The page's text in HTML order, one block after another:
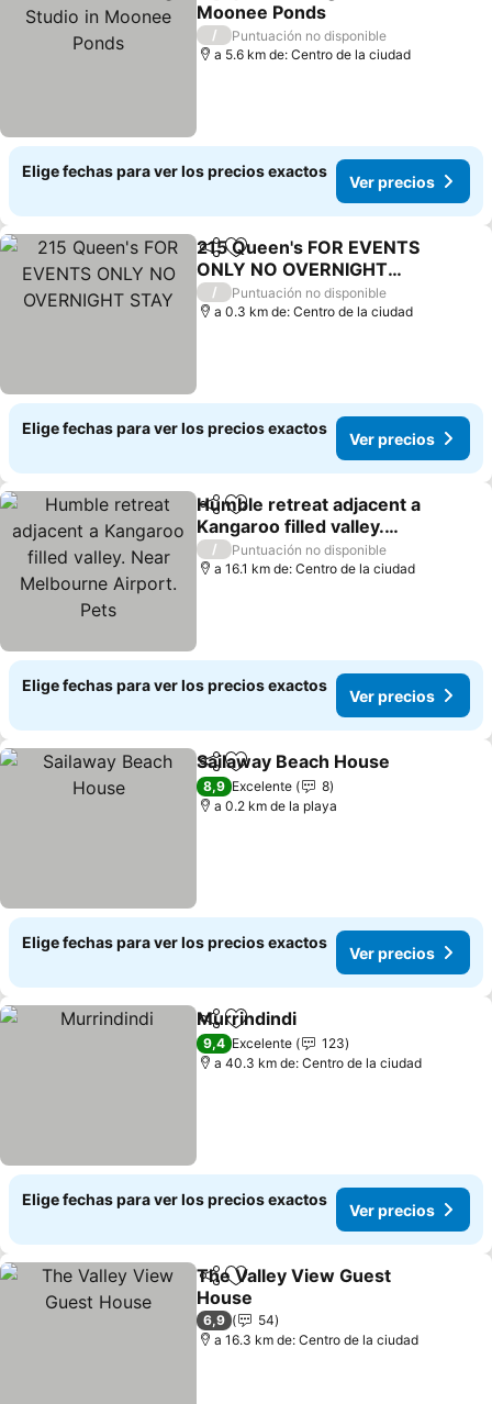
Moonee Ponds
/
Puntuación no disponible
a 5.6 km de: Centro de la ciudad
Elige fechas para ver los precios exactos
Ver precios
CompartirAgregar a favoritos
215 Queen's FOR EVENTS
ONLY NO OVERNIGHT
STAY
/
Puntuación no disponible
a 0.3 km de: Centro de la ciudad
Elige fechas para ver los precios exactos
Ver precios
CompartirAgregar a favoritos
Humble retreat adjacent a
Kangaroo filled valley.
Near Melbourne Airport.
Pets
/
Puntuación no disponible
a 16.1 km de: Centro de la ciudad
Elige fechas para ver los precios exactos
Ver precios
CompartirAgregar a favoritos
Sailaway Beach House
8,9 Excelente
8
a 0.2 km de la playa
Elige fechas para ver los precios exactos
Ver precios
CompartirAgregar a favoritos
Murrindindi
9,4 Excelente
123
a 40.3 km de: Centro de la ciudad
Elige fechas para ver los precios exactos
Ver precios
Compartir
Agregar a favoritos
The Valley View Guest
House
6,9
54
a 16.3 km de: Centro de la ciudad